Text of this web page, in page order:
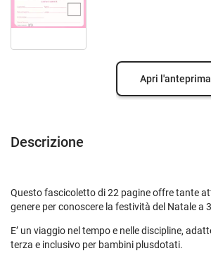
Apri l'anteprima
Descrizione
Questo fascicoletto di 22 pagine offre tante
genere per conoscere la festività del Natale a
E’ un viaggio nel tempo e nelle discipline,
terza e inclusivo per bambini plusdotati.